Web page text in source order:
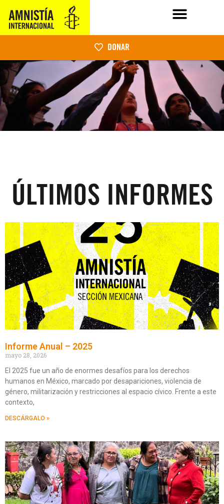
DONAR
ÚLTIMOS INFORMES
Informe Anual – 2025
mayo 28, 2026
El 2025 fue un año de enormes desafíos para los derechos
humanos en México, marcado por desapariciones, violencia de
género, militarización y restricciones al espacio cívico. Frente a este
contexto,
DESCÁRGALO »